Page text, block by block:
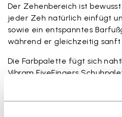
Der Zehenbereich ist
jeder Zeh natürlich einfügt
sowie ein entspanntes
während er gleichzeitig
Die Farbpalette fügt sich
Vibram FiveFingers
und Fig ein und macht jede